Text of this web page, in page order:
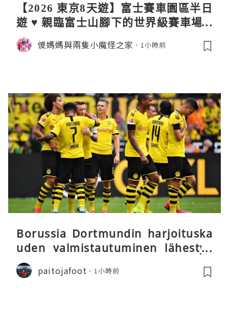
【2026 東京8天遊】富士賽車園區半日
遊 ♥ 親臨富士山腳下的世界級賽車場 F
uji SpeedWay。參觀富士賽車博物
館。到觀景餐廳邊觀賞賽車邊嘆午餐
儍媽媽與兩隻小魔怪之家 1小時前
Borussia Dortmundin harjoituska
uden valmistautuminen lähestyy
päätöstään
paitojafoot 1小時前